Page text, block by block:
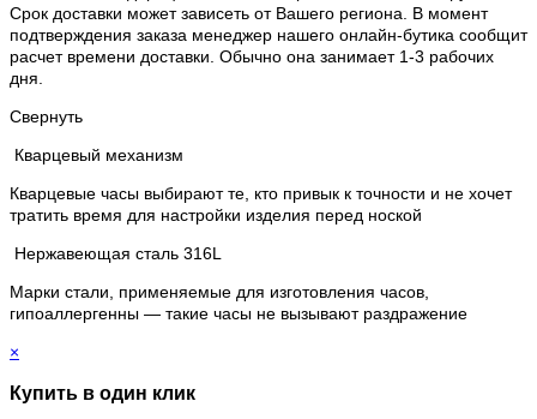
Срок доставки может зависеть от Вашего региона. В момент
подтверждения заказа менеджер нашего онлайн-бутика сообщит
расчет времени доставки. Обычно она занимает 1-3 рабочих
дня.
Свернуть
Кварцевый механизм
Кварцевые часы выбирают те, кто привык к точности и не хочет
тратить время для настройки изделия перед ноской
Нержавеющая сталь 316L
Марки стали, применяемые для изготовления часов,
гипоаллергенны — такие часы не вызывают раздражение
×
Купить в один клик